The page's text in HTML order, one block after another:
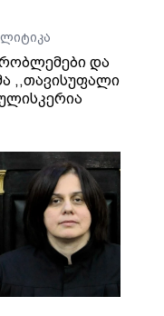
და
,,თავისუფალი